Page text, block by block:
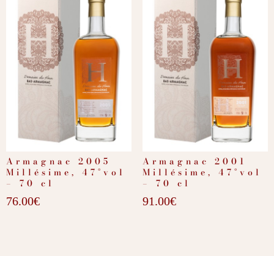
Armagnac 2005
Millésime, 47°vol
– 70 cl
76.00€
Armagnac 2001
Millésime, 47°vol
– 70 cl
91.00€